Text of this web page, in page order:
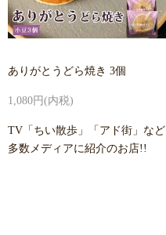
ありがとうどら焼き 3個
1,080円(内税)
TV「ちい散歩」「アド街」など
多数メディアに紹介のお店!!